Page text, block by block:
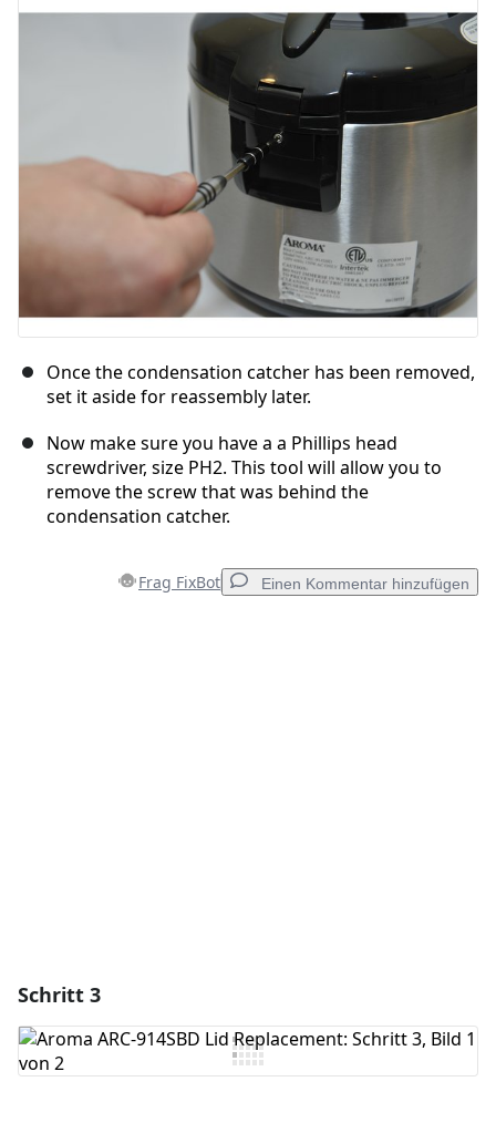
Kommentar hinzufügen
Abbrechen Kommentieren
Once the condensation catcher has been removed,
set it aside for reassembly later.
Now make sure you have a a Phillips head
screwdriver, size PH2. This tool will allow you to
remove the screw that was behind the
condensation catcher.
Frag FixBot Einen Kommentar hinzufügen
Schritt 3